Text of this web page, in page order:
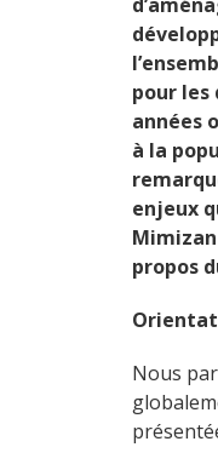
pour les
années
à la
enjeux
propos
Nous